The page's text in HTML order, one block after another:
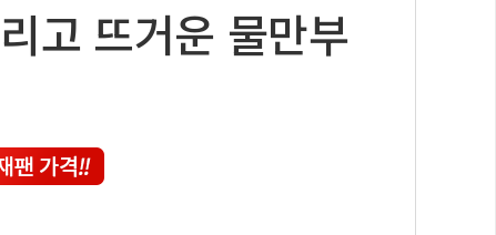
고 뜨거운 물만부